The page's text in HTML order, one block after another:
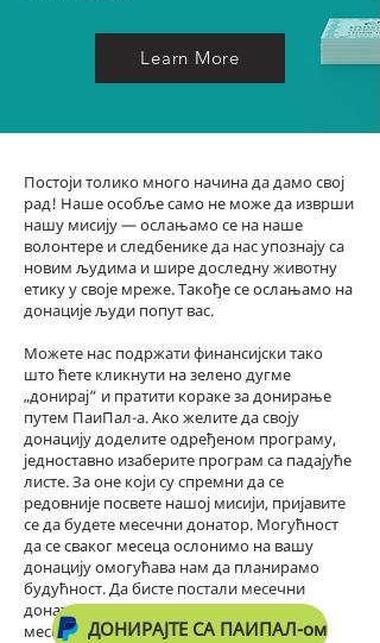
Learn More
Постоји толико много начина да дамо свој
рад! Наше особље само не може да изврши
нашу мисију — ослањамо се на наше
волонтере и следбенике да нас упознају са
новим људима и шире доследну животну
етику у своје мреже. Такође се ослањамо на
донације људи попут вас.
Можете нас подржати финансијски тако
што ћете кликнути на зелено дугме
„донирај“ и пратити кораке за донирање
путем ПаиПал-а. Ако желите да своју
донацију доделите одређеном програму,
једноставно изаберите програм са падајуће
листе. За оне који су спремни да се
редовније посвете нашој мисији, пријавите
се да будете месечни донатор. Могућност
да се сваког месеца ослонимо на вашу
донацију омогућава нам да планирамо
будућност. Да бисте постали месечни
донатор, изаберите поље „учини ово
месечно“ на страници за донације.
ДОНИРАЈТЕ СА ПАИПАЛ-ом